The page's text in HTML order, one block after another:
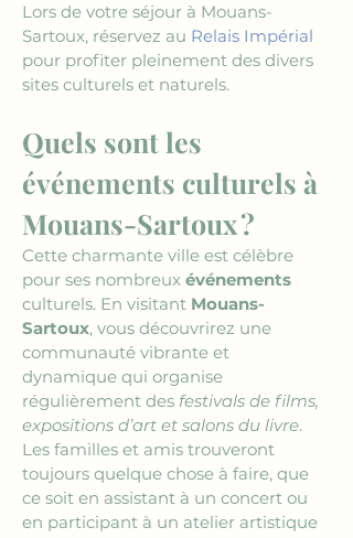
Lors de votre séjour à Mouans-
Sartoux, réservez au Relais Impérial
pour profiter pleinement des divers
sites culturels et naturels.
Quels sont les
événements culturels à
Mouans-Sartoux ?
Cette charmante ville est célèbre
pour ses nombreux événements
culturels. En visitant Mouans-
Sartoux, vous découvrirez une
communauté vibrante et
dynamique qui organise
régulièrement des festivals de films,
expositions d’art et salons du livre.
Les familles et amis trouveront
toujours quelque chose à faire, que
ce soit en assistant à un concert ou
en participant à un atelier artistique